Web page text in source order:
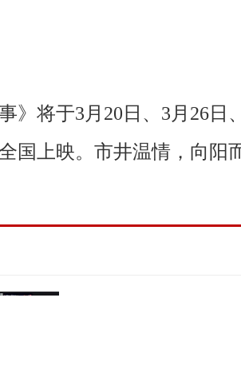
》将于3月20日、3月26日
国上映。市井温情，向阳